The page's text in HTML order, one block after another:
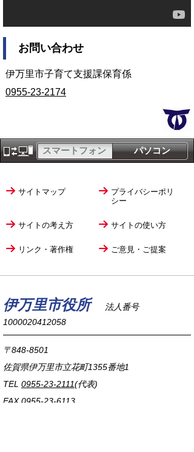
お問い合わせ
伊万里市子育て支援課保育係
0955-23-2174
パソコン
スマートフォン
サイトマップ
プライバシーポリ
シー
サイトの考え方 サイトの使い方
リンク・著作権 ご意見・ご提案
伊万里市役所
法人番号
1000020412058
〒848-8501
佐賀県伊万里市立花町1355番地1
TEL 0955-23-2111(代表)
FAX 0955-23-6113